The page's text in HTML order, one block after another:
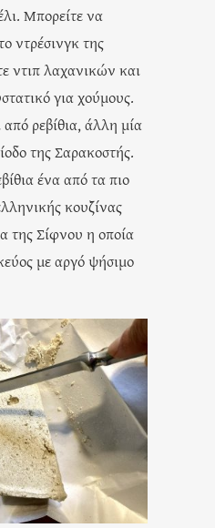
Μπορείτε να
ντρέσινγκ της
ντιπ λαχανικών και
για χούμους.
ρεβίθια, άλλη μία
της Σαρακοστής.
ένα από τα πιο
κουζίνας
της Σίφνου η οποία
με αργό ψήσιμο